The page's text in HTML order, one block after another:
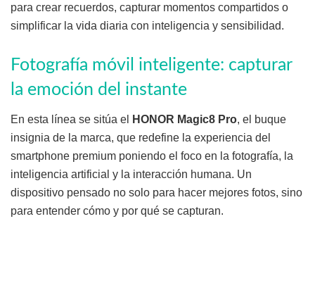
para crear recuerdos, capturar momentos compartidos o
simplificar la vida diaria con inteligencia y sensibilidad.
Fotografía móvil inteligente: capturar
la emoción del instante
En esta línea se sitúa el HONOR Magic8 Pro, el buque
insignia de la marca, que redefine la experiencia del
smartphone premium poniendo el foco en la fotografía, la
inteligencia artificial y la interacción humana. Un
dispositivo pensado no solo para hacer mejores fotos, sino
para entender cómo y por qué se capturan.